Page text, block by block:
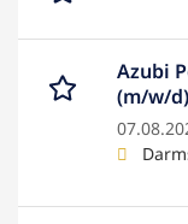
Azubi
(m/w/d)